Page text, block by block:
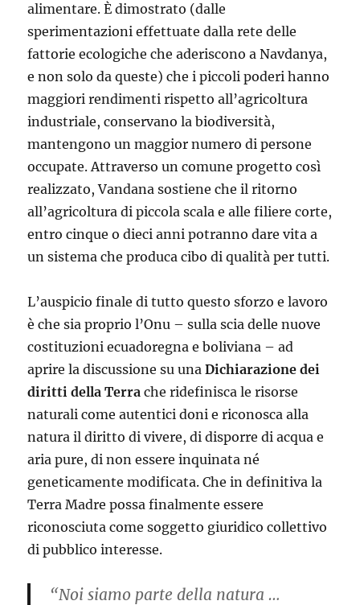
alimentare. È dimostrato (dalle
sperimentazioni effettuate dalla rete delle
fattorie ecologiche che aderiscono a Navdanya,
e non solo da queste) che i piccoli poderi hanno
maggiori rendimenti rispetto all’agricoltura
industriale, conservano la biodiversità,
mantengono un maggior numero di persone
occupate. Attraverso un comune progetto così
realizzato, Vandana sostiene che il ritorno
all’agricoltura di piccola scala e alle filiere corte,
entro cinque o dieci anni potranno dare vita a
un sistema che produca cibo di qualità per tutti.
L’auspicio finale di tutto questo sforzo e lavoro
è che sia proprio l’Onu – sulla scia delle nuove
costituzioni ecuadoregna e boliviana – ad
aprire la discussione su unaDichiarazione dei
diritti della Terra che ridefinisca le risorse
naturali come autentici doni e riconosca alla
natura il diritto di vivere, di disporre di acqua e
aria pure, di non essere inquinata né
geneticamente modificata. Che in definitiva la
Terra Madre possa finalmente essere
riconosciuta come soggetto giuridico collettivo
di pubblico interesse.
“Noi siamo parte della natura …